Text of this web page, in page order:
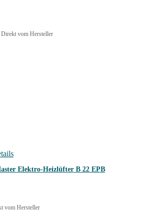
Direkt vom Hersteller
Elektro-Heizlüfter B 22 EPB
vom Hersteller